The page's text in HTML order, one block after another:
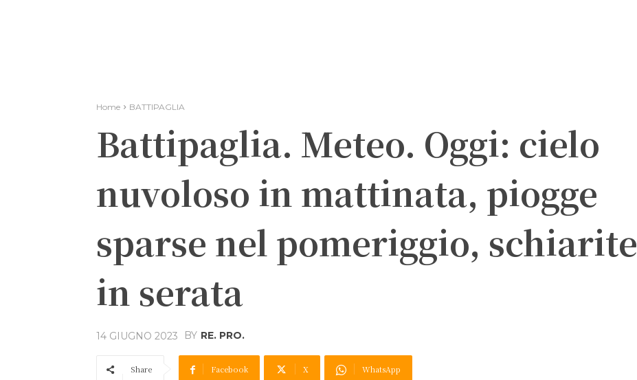
Home BATTIPAGLIA
Battipaglia. Meteo. Oggi: cielo
nuvoloso in mattinata, piogge
sparse nel pomeriggio, schiarite
in serata
14 GIUGNO 2023 BY RE. PRO.
Share Facebook X WhatsApp